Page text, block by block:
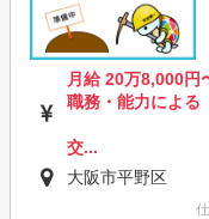
月給 20万8,000円
職務・能力による
交...
大阪市平野区